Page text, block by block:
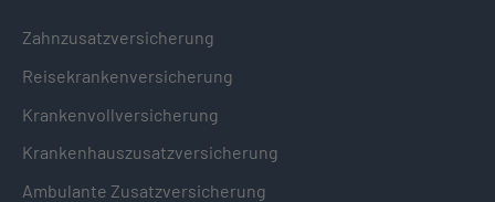
Zahnzusatzversicherung
Reisekrankenversicherung
Krankenvollversicherung
Krankenhauszusatzversicherung
Ambulante Zusatzversicherung